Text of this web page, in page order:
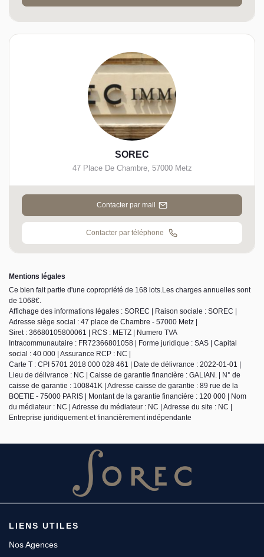
SOREC
47 Place De Chambre, 57000 Metz
Contacter par mail
Contacter par téléphone
Mentions légales
Ce bien fait partie d'une copropriété de 168 lots.Les charges annuelles sont
de 1068€.
Affichage des informations légales : SOREC | Raison sociale : SOREC |
Adresse siège social : 47 place de Chambre - 57000 Metz |
Siret : 36680105800061 | RCS : METZ | Numero TVA
Intracommunautaire : FR72366801058 | Forme juridique : SAS | Capital
social : 40 000 | Assurance RCP : NC |
Carte T : CPI 5701 2018 000 028 461 | Date de délivrance : 2022-01-01 |
Lieu de délivrance : NC | Caisse de garantie financière : GALIAN. | N° de
caisse de garantie : 100841K | Adresse caisse de garantie : 89 rue de la
BOETIE - 75000 PARIS | Montant de la garantie financière : 120 000 | Nom
du médiateur : NC | Adresse du médiateur : NC | Adresse du site : NC |
Entreprise juridiquement et financièrement indépendante
LIENS UTILES
Nos Agences